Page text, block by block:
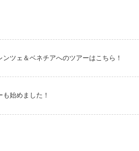
ツェ＆ベネチアへのツアーはこちら！
始めました！